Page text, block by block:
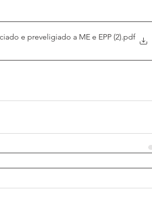
e preveligiado a ME e EPP (2).pdf